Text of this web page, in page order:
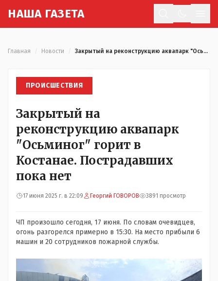
НАША ГАЗЕТА
Главная Новости Закрытый на реконструкцию аквапарк "Осьминог" горит в Костанае. Пострадавших пока нет
ПРОИСШЕСТВИЯ
Закрытый на
реконструкцию аквапарк
"Осьминог" горит в
Костанае. Пострадавших
пока нет
17 июня 2025 г. в 22:09 Георгий ГОВОРОВ 3891 просмотр
ЧП произошло сегодня, 17 июня. По словам очевидцев,
огонь разгорелся примерно в 15:30. На место прибыли 6
машин и 20 сотрудников пожарной службы.